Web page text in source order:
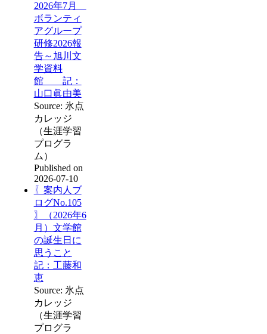
2026年7月
ボランティ
アグループ
研修2026報
告～旭川文
学資料
館 記：
山口眞由美
Source: 氷点
カレッジ
（生涯学習
プログラ
ム）
Published on
2026-07-10
〖案内人ブ
ログNo.105
〗（2026年6
月）文学館
の誕生日に
思うこと
記：工藤和
恵
Source: 氷点
カレッジ
（生涯学習
プログラ